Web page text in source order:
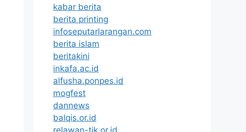
kabar berita
berita printing
infoseputarlarangan.com
berita islam
beritakini
inkafa.ac.id
alfusha.ponpes.id
mogfest
dannews
balqis.or.id
relawan-tik.or.id